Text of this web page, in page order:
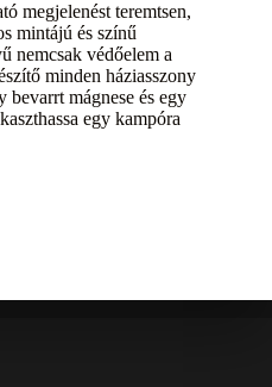
megjelenést teremtsen,
mintájú és színű
nemcsak védőelem a
minden háziasszony
bevarrt mágnese és egy
egy kampóra